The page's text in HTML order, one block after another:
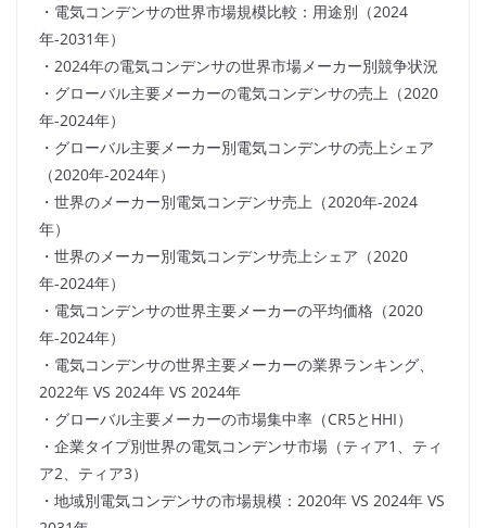
・電気コンデンサの世界市場規模比較：用途別（2024
年-2031年）
・2024年の電気コンデンサの世界市場メーカー別競争状況
・グローバル主要メーカーの電気コンデンサの売上（2020
年-2024年）
・グローバル主要メーカー別電気コンデンサの売上シェア
（2020年-2024年）
・世界のメーカー別電気コンデンサ売上（2020年-2024
年）
・世界のメーカー別電気コンデンサ売上シェア（2020
年-2024年）
・電気コンデンサの世界主要メーカーの平均価格（2020
年-2024年）
・電気コンデンサの世界主要メーカーの業界ランキング、
2022年 VS 2024年 VS 2024年
・グローバル主要メーカーの市場集中率（CR5とHHI）
・企業タイプ別世界の電気コンデンサ市場（ティア1、ティ
ア2、ティア3）
・地域別電気コンデンサの市場規模：2020年 VS 2024年 VS